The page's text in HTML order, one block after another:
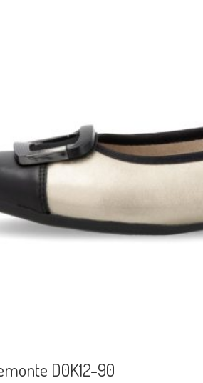
D0K12-90